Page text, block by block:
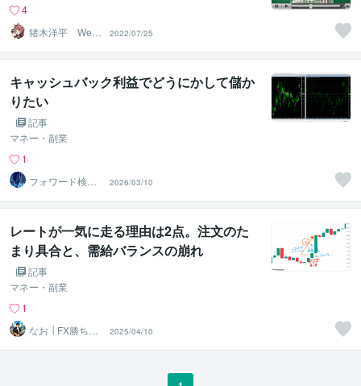
4
猪木洋平 Web
小説 短納期対
応可能
2022/07/25
キャッシュバック利益でどうにかして儲か
りたい
記事
マネー・副業
1
フォワード検証
部
2026/03/10
レートが一気に走る理由は2点。注文のた
まり具合と、需給バランスの崩れ
記事
マネー・副業
1
なお │FX勝ち組
に立つ方法
2025/04/10